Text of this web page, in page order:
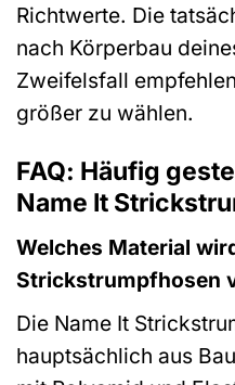
Richtwerte. Die
nach Körperbau
Zweifelsfall
größer zu wählen.
FAQ: Häufig
Name It
Welches Material
Strickstrumpfhosen
Die Name It
hauptsächlich aus